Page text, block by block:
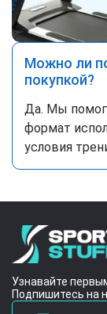
Можно ли
покупкой?
Да. Мы
формат
условия
Узнавайте
Подпишитесь на